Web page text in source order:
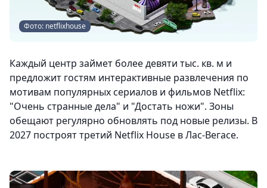
Фото: netflixhouse
Каждый центр займет более девяти тыс. кв. м и
предложит гостям интерактивные развлечения по
мотивам популярных сериалов и фильмов Netflix:
"Очень странные дела" и "Достать ножи". Зоны
обещают регулярно обновлять под новые релизы. В
2027 построят третий Netflix House в Лас-Вегасе.